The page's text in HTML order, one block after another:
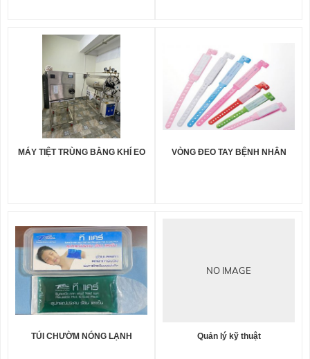
MÁY TIỆT TRÙNG BẰNG KHÍ EO VÒNG ĐEO TAY BỆNH NHÂN
TÚI CHƯỜM NÓNG LẠNH
NO IMAGE
Quản lý kỹ thuật